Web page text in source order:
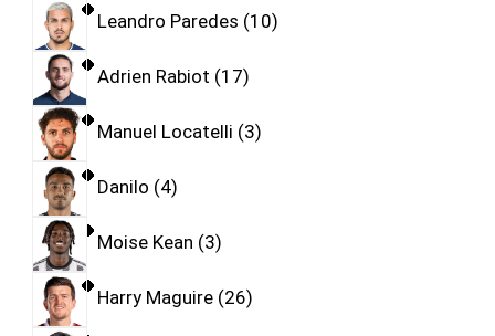
Leandro Paredes 10
Adrien Rabiot 17
Manuel Locatelli 3
Danilo 4
Moise Kean 3
Harry Maguire 26